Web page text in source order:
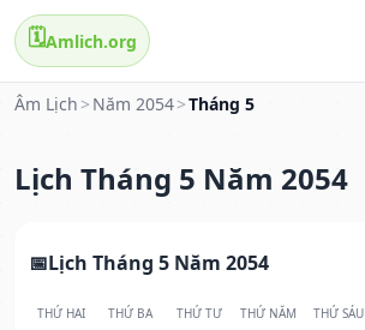
🗓️Amlich.org
Âm Lịch > Năm 2054>Tháng 5
Lịch Tháng 5 Năm 2054
Lịch Tháng 5 Năm 2054
THỨ HAI THỨ BA THỨ TƯ THỨ NĂM THỨ SÁU